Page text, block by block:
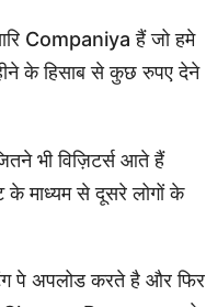
Companiya हैं जो हमे
के हिसाब से कुछ रुपए देने
भी विज़िटर्स आते हैं
के माध्यम से दूसरे लोगों के
पे अपलोड करते है और फिर